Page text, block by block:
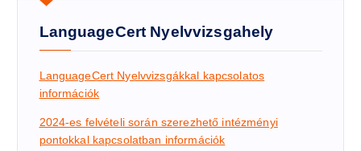
LanguageCert Nyelvvizsgahely
LanguageCert Nyelvvizsgákkal kapcsolatos
információk
2024-es felvételi során szerezhető intézményi
pontokkal kapcsolatban információk